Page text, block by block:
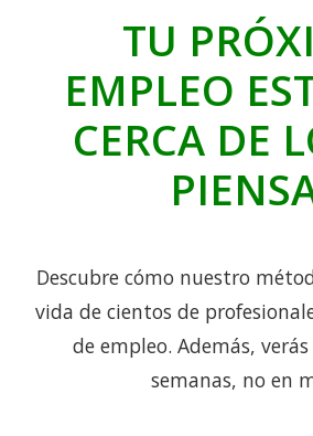
TU
EMPLEO
CERCA DE
Descubre cómo nuestro
vida de cientos de
de empleo. Además,
semanas, no en